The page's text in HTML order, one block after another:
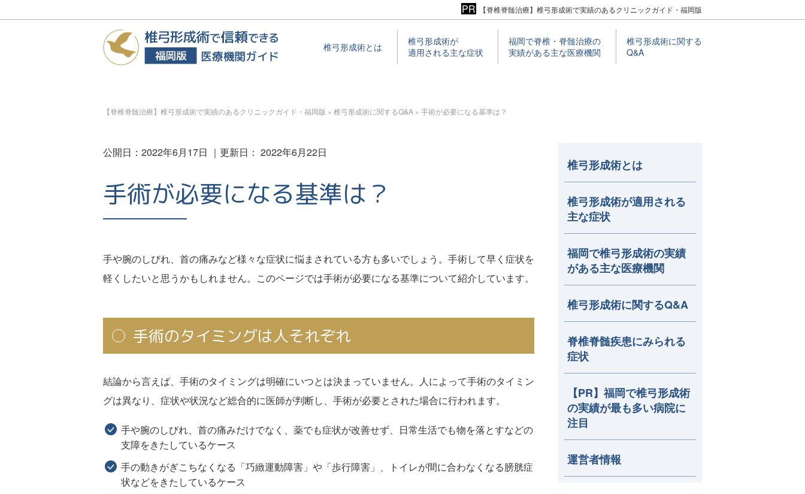
【脊椎脊髄治療】椎弓形成術で実績のあるクリニックガイド・福岡版
椎⼸形成術とは
椎⼸形成術が
適⽤される主な症状
福岡で脊椎・脊髄治療の
実績がある主な医療機関
椎⼸形成術に関する
Q&A
【脊椎脊髄治療】椎弓形成術で実績のあるクリニックガイド・福岡版 » 椎弓形成術に関するQ&A » 手術が必要になる基準は？
公開日： 2022年6月17日 ｜更新日： 2022年6月22日
手術が必要になる基準は？
手や腕のしびれ、首の痛みなど様々な症状に悩まされている方も多いでしょう。手術して早く症状を
軽くしたいと思うかもしれません。このページでは手術が必要になる基準について紹介しています。
手術のタイミングは人それぞれ
結論から言えば、手術のタイミングは明確にいつとは決まっていません。人によって手術のタイミン
グは異なり、症状や状況など総合的に医師が判断し、手術が必要とされた場合に行われます。
手や腕のしびれ、首の痛みだけでなく、薬でも症状が改善せず、日常生活でも物を落とすなどの
支障をきたしているケース
手の動きがぎこちなくなる「巧緻運動障害」や「歩行障害」、トイレが間に合わなくなる膀胱症
状などをきたしているケース
椎弓形成術とは
椎弓形成術が適用される
主な症状
福岡で椎弓形成術の実績
がある主な医療機関
椎弓形成術に関するQ&A
脊椎脊髄疾患にみられる
症状
【PR】福岡で椎弓形成術
の実績が最も多い病院に
注目
運営者情報